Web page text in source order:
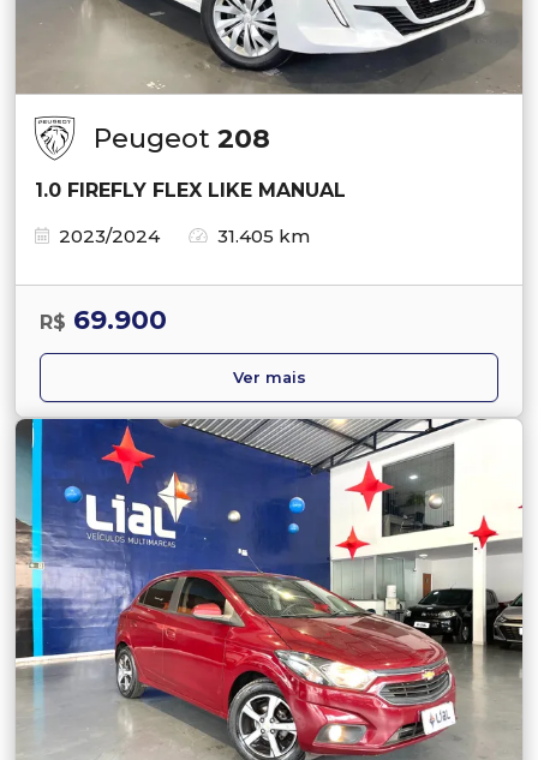
Peugeot 208
1.0 FIREFLY FLEX LIKE MANUAL
2023/2024
31.405 km
R$ 69.900
Ver mais